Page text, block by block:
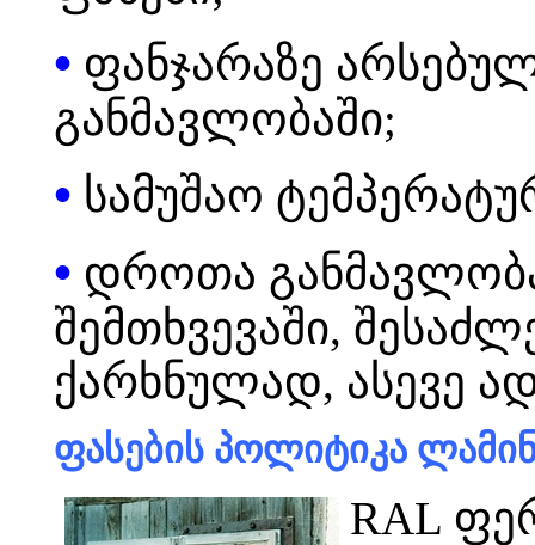
• ფანჯარაზე
განმავლობაში;
• სამუშაო
• დროთა
შემთხვევაში,
ქარხნულად, ასევე
ფასების პოლიტიკა
RAL